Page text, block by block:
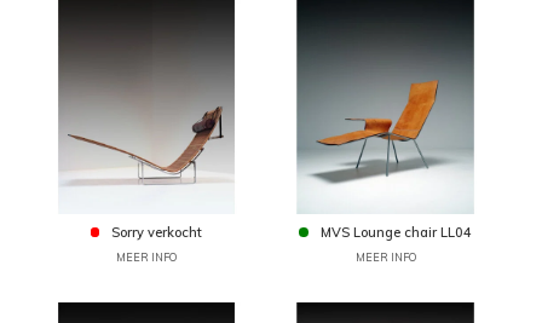
Sorry verkocht
MEER INFO
MVS Lounge chair LL04
MEER INFO